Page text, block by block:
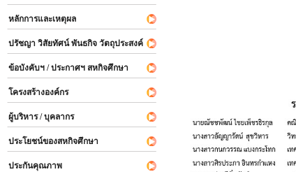
หลักการและเหตุผล
ปรัชญา วิสัยทัศน์ พันธกิจ วัตถุประสงค์
ข้อบังคับฯ / ประกาศฯ สหกิจศึกษา
โครงสร้างองค์กร
ผู้บริหาร / บุคลากร
ประโยชน์ของสหกิจศึกษา
ประกันคุณภาพ